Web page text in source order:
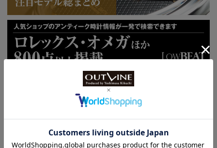
菊地吉正の【ロレックス通
信 No.314】｜技術力を誇